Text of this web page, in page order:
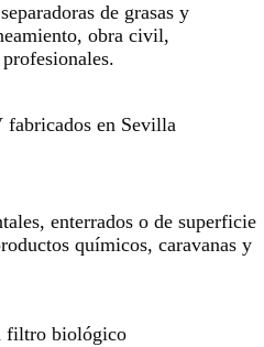
de grasas y
obra civil,
fabricados en Sevilla
enterrados o de superficie
químicos, caravanas y
filtro biológico